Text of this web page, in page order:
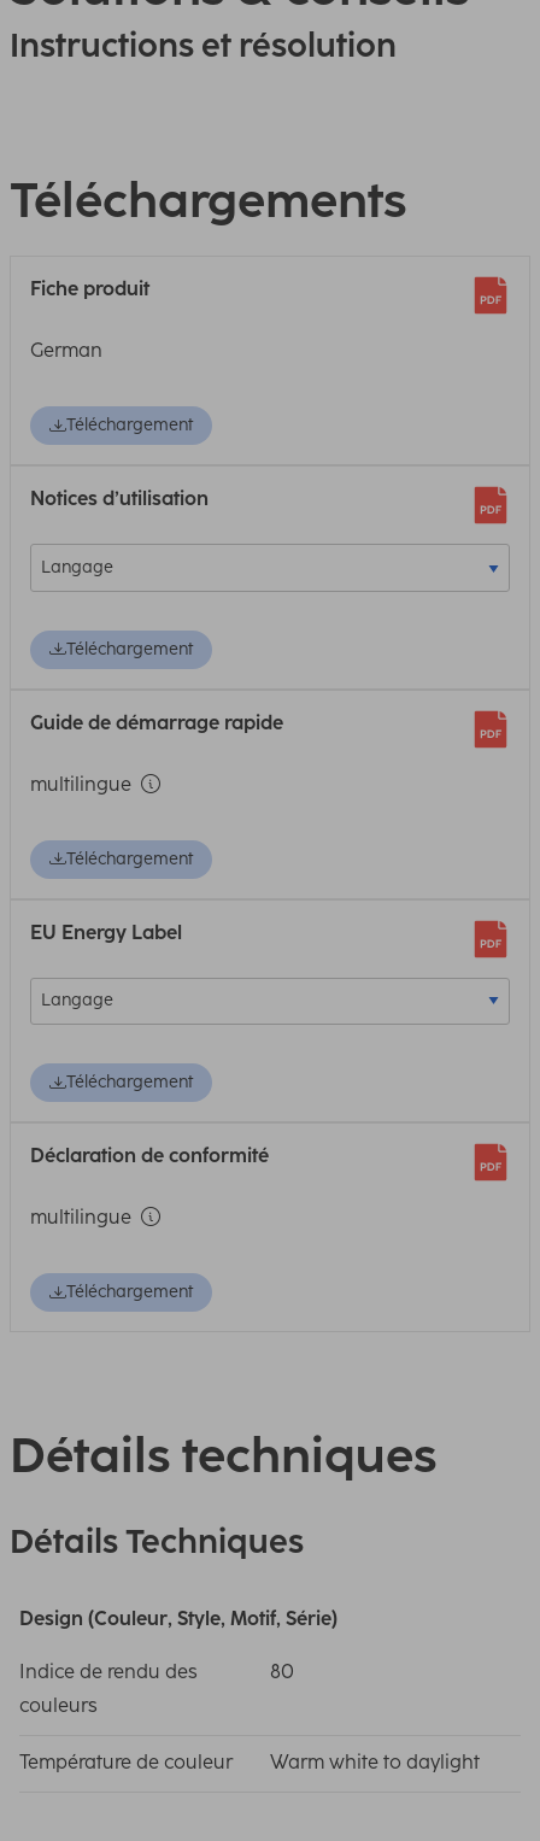
Instructions et résolution
Téléchargements
Fiche produit
German
Téléchargement
Notices d’utilisation
Téléchargement
Guide de démarrage rapide
multilingue
Téléchargement
EU Energy Label
Téléchargement
Déclaration de conformité
multilingue
Téléchargement
Détails techniques
Détails Techniques
Design (Couleur, Style, Motif, Série)
Indice de rendu des
couleurs
80
Température de couleur Warm white to daylight